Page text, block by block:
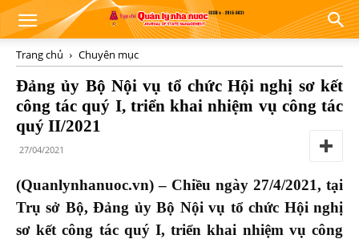
Trang chủ Chuyên mục
Đảng ủy Bộ Nội vụ tổ chức Hội nghị sơ kết
công tác quý I, triển khai nhiệm vụ công tác
quý II/2021
27/04/2021
(Quanlynhanuoc.vn) – Chiều ngày 27/4/2021, tại
Trụ sở Bộ, Đảng ủy Bộ Nội vụ tổ chức Hội nghị
sơ kết công tác quý I, triển khai nhiệm vụ công